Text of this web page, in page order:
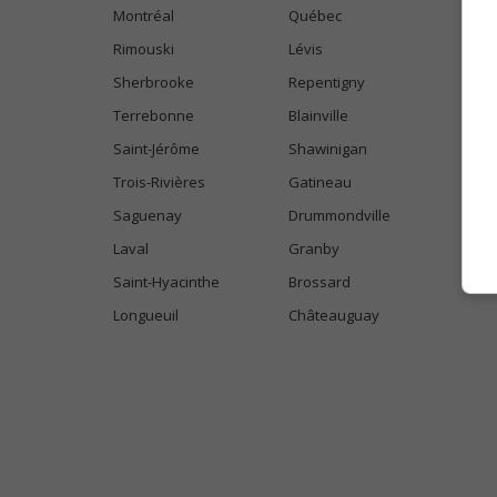
Montréal
Québec
Rimouski
Lévis
Sherbrooke
Repentigny
Terrebonne
Blainville
Saint-Jérôme
Shawinigan
Trois-Rivières
Gatineau
Saguenay
Drummondville
Laval
Granby
Saint-Hyacinthe
Brossard
Longueuil
Châteauguay